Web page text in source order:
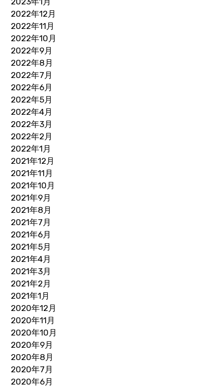
2022年12月
2022年11月
2022年10月
2022年9月
2022年8月
2022年7月
2022年6月
2022年5月
2022年4月
2022年3月
2022年2月
2022年1月
2021年12月
2021年11月
2021年10月
2021年9月
2021年8月
2021年7月
2021年6月
2021年5月
2021年4月
2021年3月
2021年2月
2021年1月
2020年12月
2020年11月
2020年10月
2020年9月
2020年8月
2020年7月
2020年6月